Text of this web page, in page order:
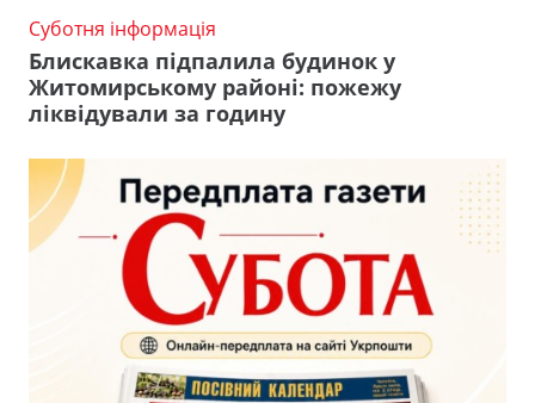
Суботня інформація
Блискавка підпалила будинок у
Житомирському районі: пожежу
ліквідували за годину